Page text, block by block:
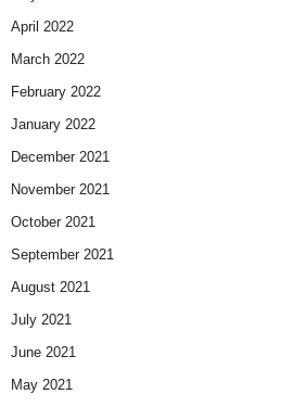
April 2022
March 2022
February 2022
January 2022
December 2021
November 2021
October 2021
September 2021
August 2021
July 2021
June 2021
May 2021